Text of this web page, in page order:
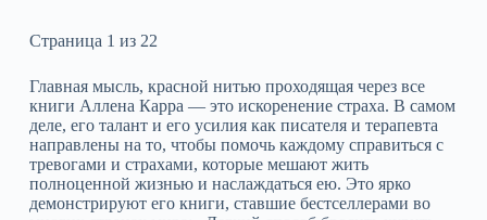
Страница 1 из 22
Главная мысль, красной нитью проходящая через все
книги Аллена Карра — это искоренение страха. В самом
деле, его талант и его усилия как писателя и терапевта
направлены на то, чтобы помочь каждому справиться с
тревогами и страхами, которые мешают жить
полноценной жизнью и наслаждаться ею. Это ярко
демонстрируют его книги, ставшие бестселлерами во